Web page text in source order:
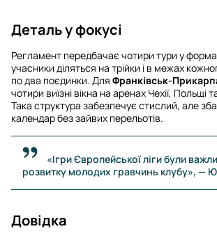
Деталь у фокусі
Регламент передбачає чотири тури у
учасники діляться на трійки і в межах
по два поєдинки. Для Франківськ-
чотири виїзні вікна на аренах Чехії, Польщі
Така структура забезпечує стислий, але
календар без зайвих перельотів.
«Ігри Європейської ліги були
розвитку молодих гравчинь клубу», —
Довідка